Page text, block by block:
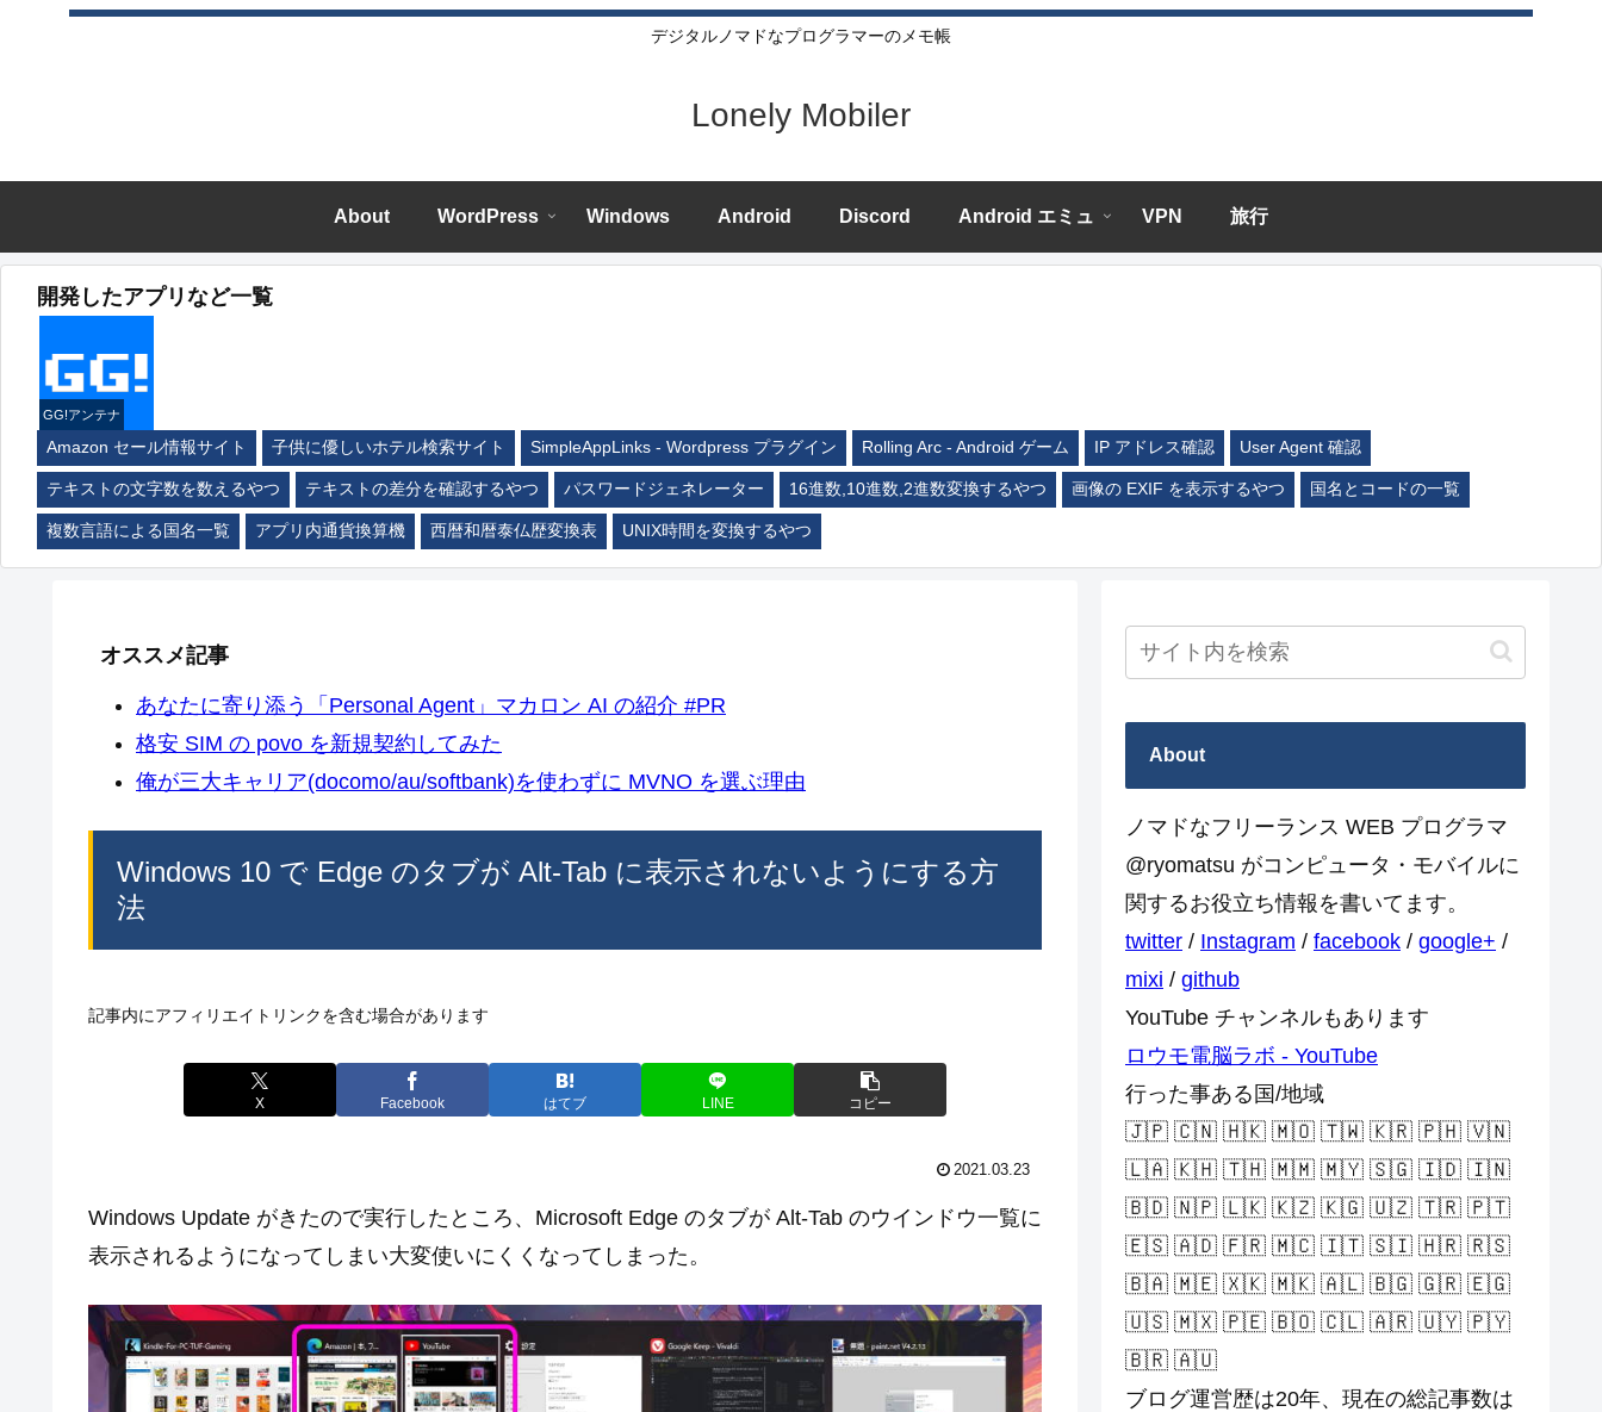
デジタルノマドなプログラマーのメモ帳
Lonely Mobiler
About WordPress Windows Android Discord Android エミュ VPN 旅行
開発したアプリなど一覧
GG!アンテナ
Amazon セール情報サイト 子供に優しいホテル検索サイト SimpleAppLinks - Wordpress プラグイン Rolling Arc - Android ゲーム IP アドレス確認 User Agent 確認
テキストの文字数を数えるやつ テキストの差分を確認するやつ パスワードジェネレーター 16進数,10進数,2進数変換するやつ 画像の EXIF を表示するやつ 国名とコードの一覧
複数言語による国名一覧 アプリ内通貨換算機 西暦和暦泰仏歴変換表 UNIX時間を変換するやつ
オススメ記事
あなたに寄り添う「Personal Agent」マカロン AI の紹介 #PR
格安 SIM の povo を新規契約してみた
俺が三大キャリア(docomo/au/softbank)を使わずに MVNO を選ぶ理由
Windows 10 で Edge のタブが Alt-Tab に表示されないようにする方
法
記事内にアフィリエイトリンクを含む場合があります
X Facebook はてブ LINE コピー
2021.03.23
Windows Update がきたので実行したところ、Microsoft Edge のタブが Alt-Tab のウインドウ一覧に
表示されるようになってしまい大変使いにくくなってしまった。
About
ノマドなフリーランス WEB プログラマ
@ryomatsu がコンピュータ・モバイルに
関するお役立ち情報を書いてます。
twitter / Instagram / facebook / google+ /
mixi / github
YouTube チャンネルもあります
ロウモ電脳ラボ - YouTube
行った事ある国/地域
🇯🇵 🇨🇳 🇭🇰 🇲🇴 🇹🇼 🇰🇷 🇵🇭 🇻🇳
🇱🇦 🇰🇭 🇹🇭 🇲🇲 🇲🇾 🇸🇬 🇮🇩 🇮🇳
🇧🇩 🇳🇵 🇱🇰 🇰🇿 🇰🇬 🇺🇿 🇹🇷 🇵🇹
🇪🇸 🇦🇩 🇫🇷 🇲🇨 🇮🇹 🇸🇮 🇭🇷 🇷🇸
🇧🇦 🇲🇪 🇽🇰 🇲🇰 🇦🇱 🇧🇬 🇬🇷 🇪🇬
🇺🇸 🇲🇽 🇵🇪 🇧🇴 🇨🇱 🇦🇷 🇺🇾 🇵🇾
🇧🇷 🇦🇺
ブログ運営歴は20年、現在の総記事数は